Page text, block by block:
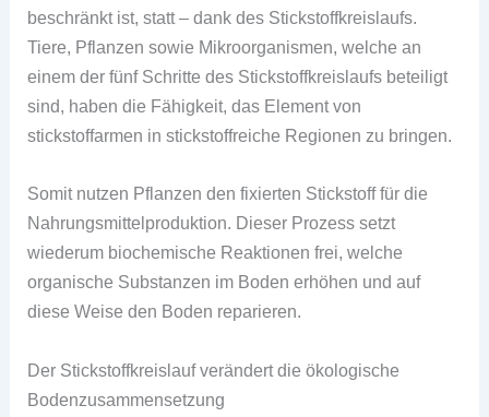
beschränkt ist, statt – dank des Stickstoffkreislaufs.
Tiere, Pflanzen sowie Mikroorganismen, welche an
einem der fünf Schritte des Stickstoffkreislaufs beteiligt
sind, haben die Fähigkeit, das Element von
stickstoffarmen in stickstoffreiche Regionen zu bringen.
Somit nutzen Pflanzen den fixierten Stickstoff für die
Nahrungsmittelproduktion. Dieser Prozess setzt
wiederum biochemische Reaktionen frei, welche
organische Substanzen im Boden erhöhen und auf
diese Weise den Boden reparieren.
Der Stickstoffkreislauf verändert die ökologische
Bodenzusammensetzung